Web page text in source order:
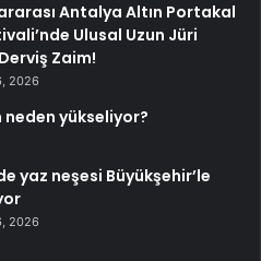
Antalya Altın Portakal
Ulusal Uzun Jüri
Zaim!
2026
yükseliyor?
yaz neşesi Büyükşehir’le
2026